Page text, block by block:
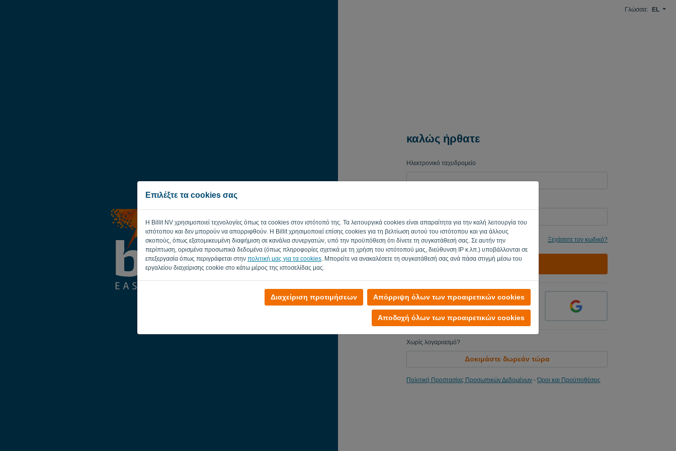
Επιλέξτε τα cookies σας
Η Billit NV χρησιμοποιεί τεχνολογίες όπως τα cookies στον ιστότοπό της. Τα λειτουργικά cookies είναι απαραίτητα για την καλή λειτουργία του
ιστότοπου και δεν μπορούν να απορριφθούν. Η Billit χρησιμοποιεί επίσης cookies για τη βελτίωση αυτού του ιστότοπου και για άλλους
σκοπούς, όπως εξατομικευμένη διαφήμιση σε κανάλια συνεργατών, υπό την προϋπόθεση ότι δίνετε τη συγκατάθεσή σας. Σε αυτήν την
περίπτωση, ορισμένα προσωπικά δεδομένα (όπως πληροφορίες σχετικά με τη χρήση του ιστότοπού μας, διεύθυνση IP κ.λπ.) υποβάλλονται σε
επεξεργασία όπως περιγράφεται στην πολιτική μας για τα cookies. Μπορείτε να ανακαλέσετε τη συγκατάθεσή σας ανά πάσα στιγμή μέσω του
εργαλείου διαχείρισης cookie στο κάτω μέρος της ιστοσελίδας μας.
Διαχείριση προτιμήσεων Απόρριψη όλων των προαιρετικών cookies
Αποδοχή όλων των προαιρετικών cookies
Γλώσσα: EL
καλώς ήρθατε
Ηλεκτρονικό ταχυδρομείο
Θύμισε μου Ξεχάσατε τον κωδικό?
ΕΊΣΟΔΟΣ
Χωρίς λογαριασμό?
Δοκιμάστε δωρεάν τώρα
Πολιτική Προστασίας Προσωπικών Δεδομένων -Όροι και Προϋποθέσεις